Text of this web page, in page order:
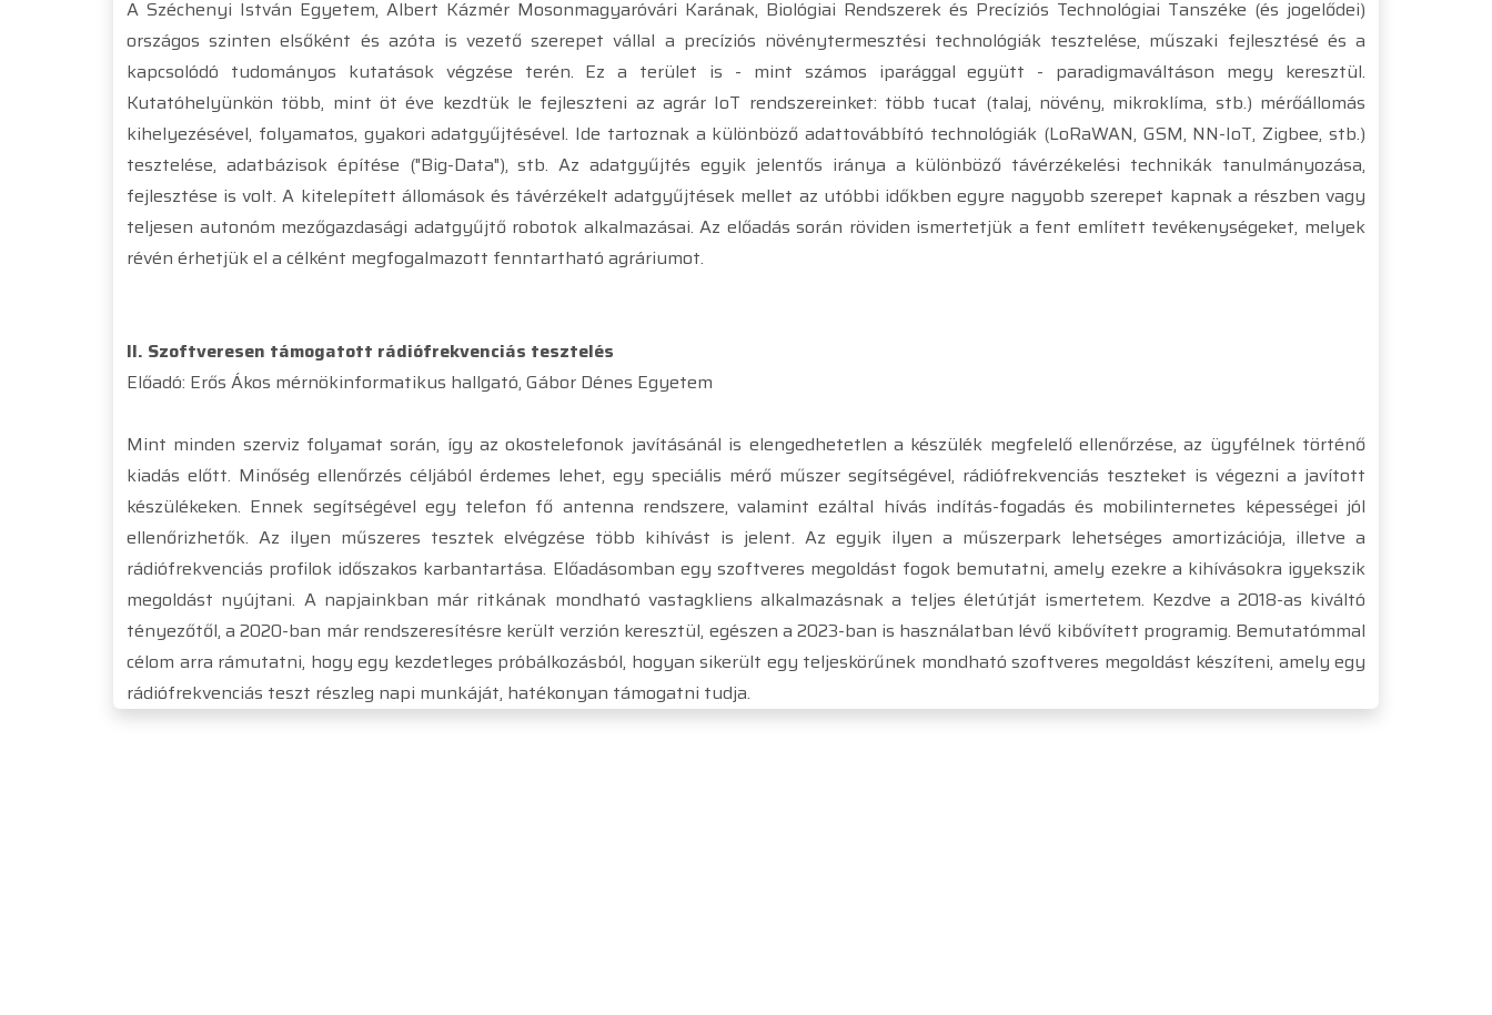
A Széchenyi István Egyetem, Albert Kázmér Mosonmagyaróvári Karának, Biológiai Rendszerek és Precíziós Technológiai Tanszéke (és jogelődei)
országos szinten elsőként és azóta is vezető szerepet vállal a precíziós növénytermesztési technológiák tesztelése, műszaki fejlesztésé és a
kapcsolódó tudományos kutatások végzése terén. Ez a terület is - mint számos iparággal együtt - paradigmaváltáson megy keresztül.
Kutatóhelyünkön több, mint öt éve kezdtük le fejleszteni az agrár IoT rendszereinket: több tucat (talaj, növény, mikroklíma, stb.) mérőállomás
kihelyezésével, folyamatos, gyakori adatgyűjtésével. Ide tartoznak a különböző adattovábbító technológiák (LoRaWAN, GSM, NN-IoT, Zigbee, stb.)
tesztelése, adatbázisok építése ("Big-Data"), stb. Az adatgyűjtés egyik jelentős iránya a különböző távérzékelési technikák tanulmányozása,
fejlesztése is volt. A kitelepített állomások és távérzékelt adatgyűjtések mellet az utóbbi időkben egyre nagyobb szerepet kapnak a részben vagy
teljesen autonóm mezőgazdasági adatgyűjtő robotok alkalmazásai. Az előadás során röviden ismertetjük a fent említett tevékenységeket, melyek
révén érhetjük el a célként megfogalmazott fenntartható agráriumot.
II. Szoftveresen támogatott rádiófrekvenciás tesztelés
Előadó: Erős Ákos mérnökinformatikus hallgató, Gábor Dénes Egyetem
Mint minden szerviz folyamat során, így az okostelefonok javításánál is elengedhetetlen a készülék megfelelő ellenőrzése, az ügyfélnek történő
kiadás előtt. Minőség ellenőrzés céljából érdemes lehet, egy speciális mérő műszer segítségével, rádiófrekvenciás teszteket is végezni a javított
készülékeken. Ennek segítségével egy telefon fő antenna rendszere, valamint ezáltal hívás indítás-fogadás és mobilinternetes képességei jól
ellenőrizhetők. Az ilyen műszeres tesztek elvégzése több kihívást is jelent. Az egyik ilyen a műszerpark lehetséges amortizációja, illetve a
rádiófrekvenciás profilok időszakos karbantartása. Előadásomban egy szoftveres megoldást fogok bemutatni, amely ezekre a kihívásokra igyekszik
megoldást nyújtani. A napjainkban már ritkának mondható vastagkliens alkalmazásnak a teljes életútját ismertetem. Kezdve a 2018-as kiváltó
tényezőtől, a 2020-ban már rendszeresítésre került verzión keresztül, egészen a 2023-ban is használatban lévő kibővített programig. Bemutatómmal
célom arra rámutatni, hogy egy kezdetleges próbálkozásból, hogyan sikerült egy teljeskörűnek mondható szoftveres megoldást készíteni, amely egy
rádiófrekvenciás teszt részleg napi munkáját, hatékonyan támogatni tudja.